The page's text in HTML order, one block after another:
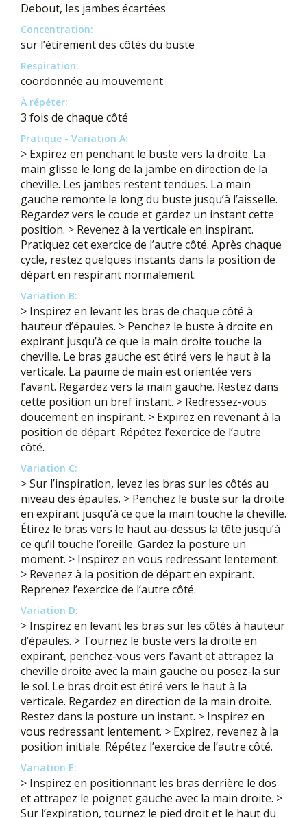
Debout, les jambes écartées
Concentration:
sur l’étirement des côtés du buste
Respiration:
coordonnée au mouvement
À répéter:
3 fois de chaque côté
Pratique - Variation A:
> Expirez en penchant le buste vers la droite. La
main glisse le long de la jambe en direction de la
cheville. Les jambes restent tendues. La main
gauche remonte le long du buste jusqu’à l’aisselle.
Regardez vers le coude et gardez un instant cette
position. > Revenez à la verticale en inspirant.
Pratiquez cet exercice de l’autre côté. Après chaque
cycle, restez quelques instants dans la position de
départ en respirant normalement.
Variation B:
> Inspirez en levant les bras de chaque côté à
hauteur d’épaules. > Penchez le buste à droite en
expirant jusqu’à ce que la main droite touche la
cheville. Le bras gauche est étiré vers le haut à la
verticale. La paume de main est orientée vers
l’avant. Regardez vers la main gauche. Restez dans
cette position un bref instant. > Redressez-vous
doucement en inspirant. > Expirez en revenant à la
position de départ. Répétez l’exercice de l’autre
côté.
Variation C:
> Sur l’inspiration, levez les bras sur les côtés au
niveau des épaules. > Penchez le buste sur la droite
en expirant jusqu’à ce que la main touche la cheville.
Étirez le bras vers le haut au-dessus la tête jusqu’à
ce qu’il touche l’oreille. Gardez la posture un
moment. > Inspirez en vous redressant lentement.
> Revenez à la position de départ en expirant.
Reprenez l’exercice de l’autre côté.
Variation D:
> Inspirez en levant les bras sur les côtés à hauteur
d’épaules. > Tournez le buste vers la droite en
expirant, penchez-vous vers l’avant et attrapez la
cheville droite avec la main gauche ou posez-la sur
le sol. Le bras droit est étiré vers le haut à la
verticale. Regardez en direction de la main droite.
Restez dans la posture un instant. > Inspirez en
vous redressant lentement. > Expirez, revenez à la
position initiale. Répétez l’exercice de l’autre côté.
Variation E:
> Inspirez en positionnant les bras derrière le dos
et attrapez le poignet gauche avec la main droite. >
Sur l’expiration, tournez le pied droit et le haut du